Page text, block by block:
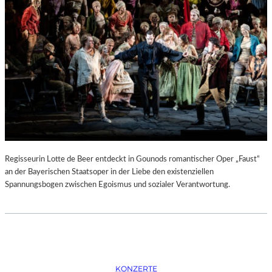
–
K
Ü
N
S
T
L
E
R
,
T
M
Regisseurin Lotte de Beer entdeckt in Gounods romantischer Oper „Faust“
an der Bayerischen Staatsoper in der Liebe den existenziellen
Spannungsbogen zwischen Egoismus und sozialer Verantwortung.
KONZERTE